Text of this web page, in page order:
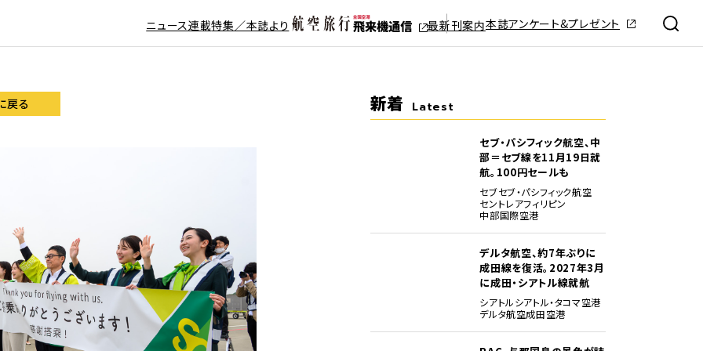
ニュース連載特集／本誌より 最新刊案内本誌アンケート&プレゼント
戻る 新着 Latest
セブ・パシフィック航空、中
部＝セブ線を11月19日就
航。100円セールも
セブセブ・パシフィック航空
セントレアフィリピン
中部国際空港
デルタ航空、約7年ぶりに
成田線を復活。2027年3月
に成田・シアトル線就航
シアトルシアトル・タコマ空港
デルタ航空成田空港